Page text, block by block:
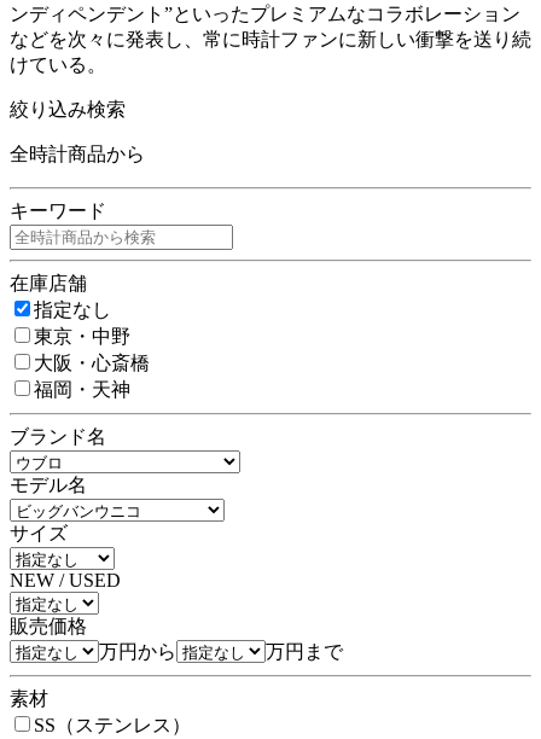
ンディペンデント”といったプレミアムなコラボレーション
などを次々に発表し、常に時計ファンに新しい衝撃を送り続
けている。
絞り込み検索
全時計商品から
キーワード
在庫店舗
指定なし
東京・中野
大阪・心斎橋
福岡・天神
ブランド名
モデル名
サイズ
NEW / USED
販売価格
万円から
万円まで
素材
SS（ステンレス）